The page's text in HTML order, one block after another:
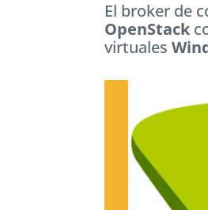
El broker de
OpenStack
virtuales